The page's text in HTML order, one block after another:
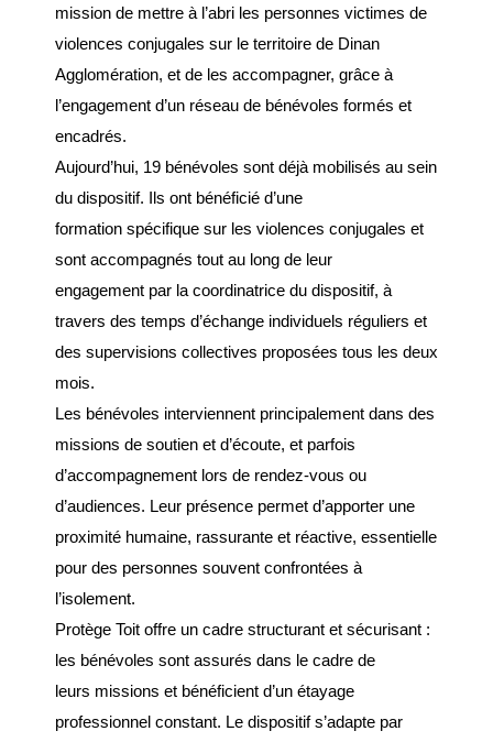
Edito du maire
Délibérations
Actualités & Agenda
Journal municipal
Projets en cours
MAIRIE
Horaires de la mairie
Services communaux
Marché
Espace France
Services
Conseillère
mission de mettre à l’abri les personnes victimes de
violences conjugales sur le territoire de Dinan
Agglomération, et de les accompagner, grâce à
l’engagement d’un réseau de bénévoles formés et
encadrés.
Aujourd’hui, 19 bénévoles sont déjà mobilisés au sein
du dispositif. Ils ont bénéficié d’une
formation spécifique sur les violences conjugales et
sont accompagnés tout au long de leur
engagement par la coordinatrice du dispositif, à
travers des temps d’échange individuels réguliers et
des supervisions collectives proposées tous les deux
mois.
Les bénévoles interviennent principalement dans des
missions de soutien et d’écoute, et parfois
d’accompagnement lors de rendez-vous ou
d’audiences. Leur présence permet d’apporter une
proximité humaine, rassurante et réactive, essentielle
pour des personnes souvent confrontées à
l’isolement.
Protège Toit offre un cadre structurant et sécurisant :
les bénévoles sont assurés dans le cadre de
leurs missions et bénéficient d’un étayage
professionnel constant. Le dispositif s’adapte par